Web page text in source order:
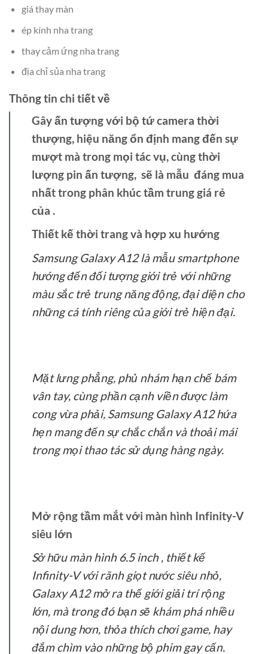
giá thay màn
ép kính nha trang
thay cảm ứng nha trang
địa chỉ sủa nha trang
Thông tin chi tiết về
Gây ấn tượng với bộ tứ camera thời
thượng, hiệu năng ổn định mang đến sự
mượt mà trong mọi tác vụ, cùng thời
lượng pin ấn tượng, sẽ là mẫu đáng mua
nhất trong phân khúc tầm trung giá rẻ
của .
Thiết kế thời trang và hợp xu hướng
Samsung Galaxy A12 là mẫu smartphone
hướng đến đối tượng giới trẻ với những
màu sắc trẻ trung năng động, đại diện cho
những cá tính riêng của giới trẻ hiện đại.
Mặt lưng phẳng, phủ nhám hạn chế bám
vân tay, cùng phần cạnh viền được làm
cong vừa phải, Samsung Galaxy A12 hứa
hẹn mang đến sự chắc chắn và thoải mái
trong mọi thao tác sử dụng hàng ngày.
Mở rộng tầm mắt với màn hình Infinity-V
siêu lớn
Sở hữu màn hình 6.5 inch , thiết kế
Infinity-V với rãnh giọt nước siêu nhỏ,
Galaxy A12 mở ra thế giới giải trí rộng
lớn, mà trong đó bạn sẽ khám phá nhiều
nội dung hơn, thỏa thích chơi game, hay
đắm chìm vào những bộ phim gay cấn.